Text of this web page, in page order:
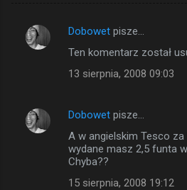
K
n
Dobowet pisze…
Ten komentarz został
13 sierpnia, 2008 09:03
Dobowet pisze…
A w angielskim Tesco
wydane masz 2,5 funta
Chyba??
15 sierpnia, 2008 19:12